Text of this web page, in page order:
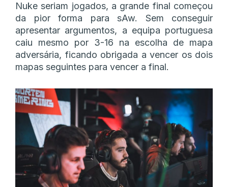
Nuke seriam jogados, a grande final começou
da pior forma para sAw. Sem conseguir
apresentar argumentos, a equipa portuguesa
caiu mesmo por 3-16 na escolha de mapa
adversária, ficando obrigada a vencer os dois
mapas seguintes para vencer a final.